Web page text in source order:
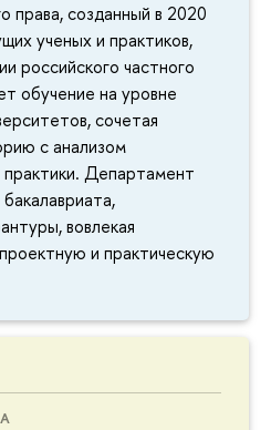
права, созданный в 2020
ученых и практиков,
российского частного
обучение на уровне
сочетая
с анализом
Департамент
вовлекая
и практическую